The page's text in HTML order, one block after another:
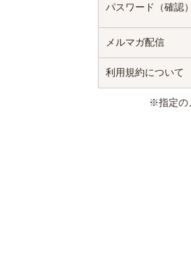
パスワード（確認）
メルマガ配信
利用規約について
※指定の